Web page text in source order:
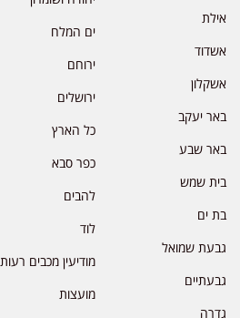
אילת
אשדוד
אשקלון
באר יעקב
באר שבע
בית שמש
בת ים
גבעת שמואל
גבעתיים
גדרה
ים המלח
ירוחם
ירושלים
כל הארץ
כפר סבא
להבים
לוד
מודיעין מכבים רעות
מועצות